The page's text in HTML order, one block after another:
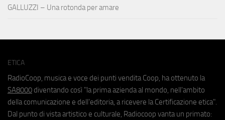
GALLUZZI – Una rotonda per amare
ETICA
RadioCoop, musica e voce dei punti vendita Coop, ha ottenuto la
SA8000 diventando così "la prima azienda al mondo, nell'ambito
della comunicazione e dell'editoria, a ricevere la Certificazione etica".
Dal punto di vista artistico e culturale, Radiocoop vanta un primato: